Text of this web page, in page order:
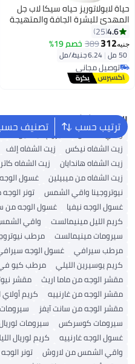
حياة لابولاتوريز حياه سيكا لاب جل
المهدئ للبشرة الجافة والمتهيجة
- 50 مل (قد يختلف شكل العبوة) 4.6
25
جنيه312
389 خصم 19%
50 مل |
توصيل مجاني
توصيل مجاني
ترتيب حسب تصنيف البحث الشائع
واقي الشمس سيروم فيتامين C
زيت الشفاه نيكس
زيت الشفاه إلف
زيت الشفاه هاندايان
زيت الشفاه
زيت الشفاه من ميبيلين
غسول
نيوتروجينا واقي الشمس
تونر
غسول الوجه نيفيا
غسول الوجه من
كريم الليل مينيمالست
واقي
سيرومات مينيمالست
مرطب
مرطب سيرافي
غسول الوجه
كريم يوسيرين الليلي
مرطب كيو
مقشر الوجه من ماما اريث
مقشر
مقشر الوجه من غارنييه
كريم أولاي
مقشر الوجه من سانت آيفز
سيرومات كوسركس
سيرومات
غسول الوجه غارنييه
كريم لوريال
واقي الشمس من لاروش
تونر